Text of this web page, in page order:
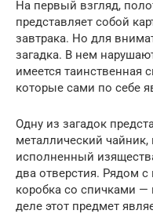
На первый взгляд,
представляет собой
завтрака. Но для
загадка. В нем
имеется таинственная
которые сами по себе
Одну из загадок
металлический
исполненный
два отверстия. Рядом
коробка со спичками
деле этот предмет